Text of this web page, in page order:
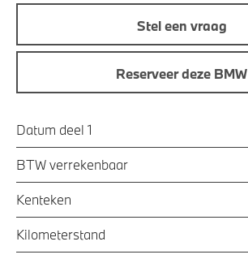
Stel een vraag
Reserveer deze BMW
Datum deel 1
BTW verrekenbaar
Kenteken
Kilometerstand